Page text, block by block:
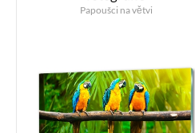
Papoušci na větvi